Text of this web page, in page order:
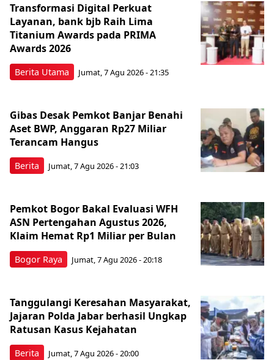
Berita Utama
Transformasi Digital Perkuat
Layanan, bank bjb Raih Lima
Titanium Awards pada PRIMA
Awards 2026
Jumat, 7 Agu 2026 - 21:35
Berita
Gibas Desak Pemkot Banjar Benahi
Aset BWP, Anggaran Rp27 Miliar
Terancam Hangus
Jumat, 7 Agu 2026 - 21:03
Bogor Raya
Pemkot Bogor Bakal Evaluasi WFH
ASN Pertengahan Agustus 2026,
Klaim Hemat Rp1 Miliar per Bulan
Jumat, 7 Agu 2026 - 20:18
Berita
Tanggulangi Keresahan Masyarakat,
Jajaran Polda Jabar berhasil Ungkap
Ratusan Kasus Kejahatan
Jumat, 7 Agu 2026 - 20:00